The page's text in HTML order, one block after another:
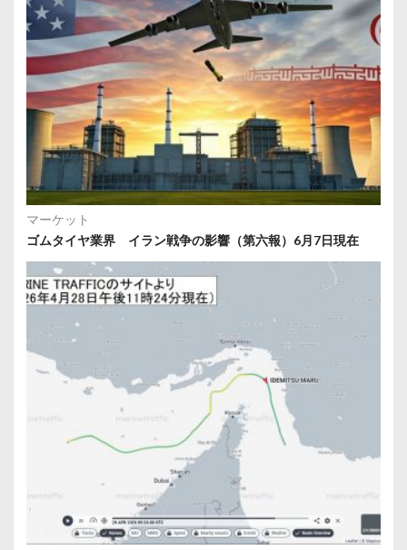
マーケット
ゴムタイヤ業界 イラン戦争の影響（第六報）6月7日現在